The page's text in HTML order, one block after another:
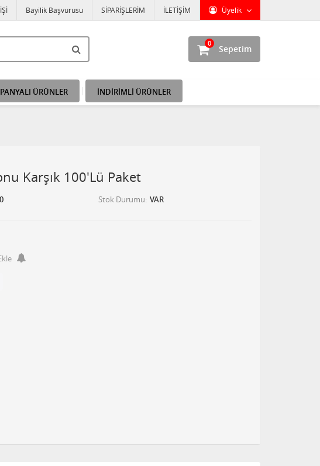
Üyelik
Bayilik Başvurusu SİPARİŞLERİM İLETİŞİM
Sepetim
0
ÜRÜNLER İNDİRİMLİ ÜRÜNLER
Karşık 100'Lü Paket
Stok Durumu VAR